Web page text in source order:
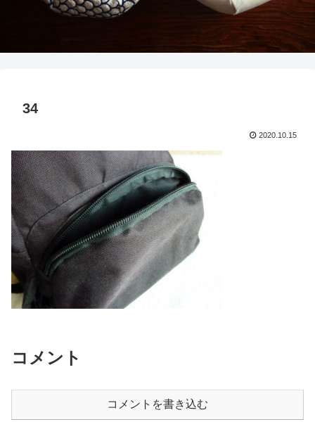
34
2020.10.15
コメント
コメントを書き込む